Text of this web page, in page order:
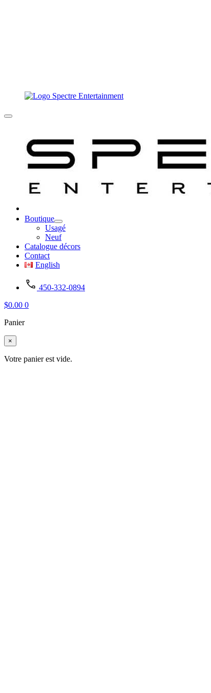
Boutique
Usagé
Neuf
Catalogue décors
Contact
English
450-332-0894
$0.00 0
Panier
×
Votre panier est vide.